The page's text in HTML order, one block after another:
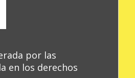
por las
en los derechos